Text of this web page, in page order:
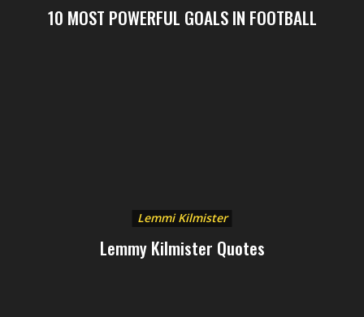
10 MOST POWERFUL GOALS IN FOOTBALL
Lemmi Kilmister
Lemmy Kilmister Quotes